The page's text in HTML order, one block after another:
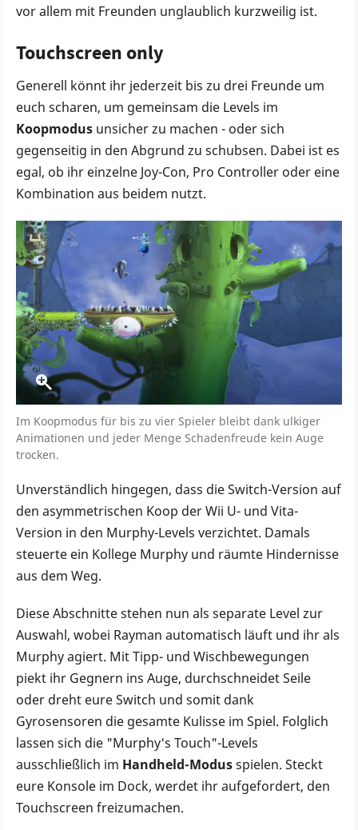
vor allem mit Freunden unglaublich kurzweilig ist.
Touchscreen only
Generell könnt ihr jederzeit bis zu drei Freunde um
euch scharen, um gemeinsam die Levels im
Koopmodus unsicher zu machen - oder sich
gegenseitig in den Abgrund zu schubsen. Dabei ist es
egal, ob ihr einzelne Joy-Con, Pro Controller oder eine
Kombination aus beidem nutzt.
Im Koopmodus für bis zu vier Spieler bleibt dank ulkiger
Animationen und jeder Menge Schadenfreude kein Auge
trocken.
Unverständlich hingegen, dass die Switch-Version auf
den asymmetrischen Koop der Wii U- und Vita-
Version in den Murphy-Levels verzichtet. Damals
steuerte ein Kollege Murphy und räumte Hindernisse
aus dem Weg.
Diese Abschnitte stehen nun als separate Level zur
Auswahl, wobei Rayman automatisch läuft und ihr als
Murphy agiert. Mit Tipp- und Wischbewegungen
piekt ihr Gegnern ins Auge, durchschneidet Seile
oder dreht eure Switch und somit dank
Gyrosensoren die gesamte Kulisse im Spiel. Folglich
lassen sich die "Murphy's Touch"-Levels
ausschließlich im Handheld-Modusspielen. Steckt
eure Konsole im Dock, werdet ihr aufgefordert, den
Touchscreen freizumachen.